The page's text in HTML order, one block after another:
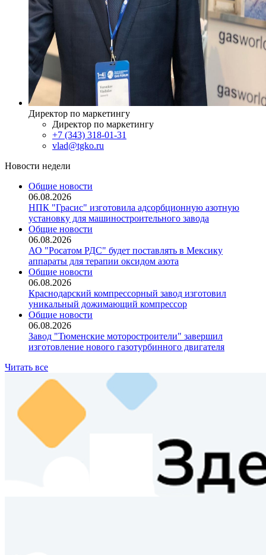
Директор по маркетингу
Директор по маркетингу
+7 (343) 318-01-31
vlad@tgko.ru
Новости недели
Общие новости
06.08.2026
НПК "Грасис" изготовила адсорбционную азотную
установку для машиностроительного завода
Общие новости
06.08.2026
АО "Росатом РДС" будет поставлять в Мексику
аппараты для терапии оксидом азота
Общие новости
06.08.2026
Краснодарский компрессорный завод изготовил
уникальный дожимающий компрессор
Общие новости
06.08.2026
Завод "Тюменские моторостроители" завершил
изготовление нового газотурбинного двигателя
Читать все